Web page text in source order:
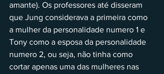
amante). Os professores até disseram
que Jung considerava a primeira como
a mulher da personalidade numero 1 e
Tony como a esposa da personalidade
numero 2, ou seja, não tinha como
cortar apenas uma das mulheres nas